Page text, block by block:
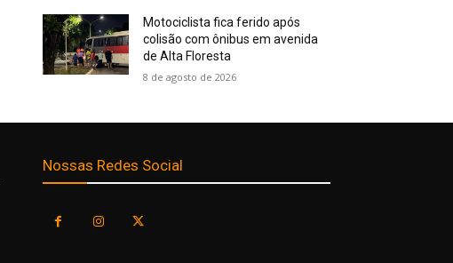
Motociclista fica ferido após
colisão com ônibus em avenida
de Alta Floresta
8 de agosto de 2026
Nossas Redes Social